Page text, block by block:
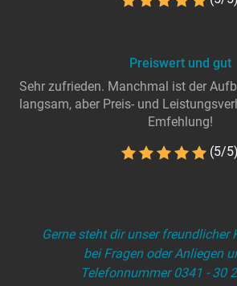
Preiswert und gut
Sehr zufrieden. Manchmal ist der
langsam, aber Preis- und
Emfehlung!
(5/5)
Gerne steht dir unser freundlicher
bei Fragen oder Anliegen
Telefonnummer 0341 - 30